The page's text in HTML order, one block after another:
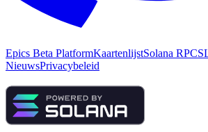
Epics Beta PlatformKaartenlijstSolana RPC
NieuwsPrivacybeleid